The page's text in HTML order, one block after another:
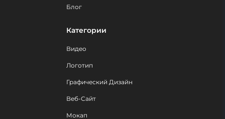
Блог
Категории
Видео
Логотип
Графический Дизайн
Веб-Сайт
Мокап